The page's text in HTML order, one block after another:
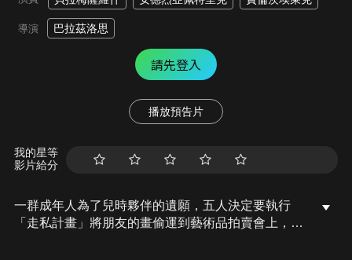
導演 巴拉茲洛思
請先登入
播放預告片
我的星等
影片給分
一群成年人為了兒時夥伴的遺願，五人決定要執行
「走私計畫」將朋友的畫偷運到藝術品拍賣會上，為